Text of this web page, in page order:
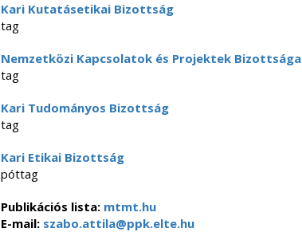
Kari Kutatásetikai Bizottság
tag
Nemzetközi Kapcsolatok és Projektek Bizottsága
tag
Kari Tudományos Bizottság
tag
Kari Etikai Bizottság
póttag
Publikációs lista: mtmt.hu
E-mail:szabo.attila@ppk.elte.hu